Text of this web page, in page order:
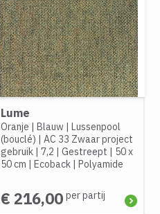
Lume
Oranje | Blauw| Lussenpool
(bouclé) | AC 33 Zwaar project
gebruik| 7,2 | Gestreept | 50 x
50 cm | Ecoback| Polyamide
€ 216,00 per partij